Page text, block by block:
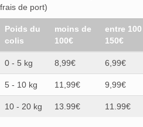
frais de port)
Poids du
colis
moins de
100€
entre
150€
0 - 5 kg 8,99€ 6,99€
5 - 10 kg 11,99€ 9,99€
10 - 20 kg 13.99€ 11.99€